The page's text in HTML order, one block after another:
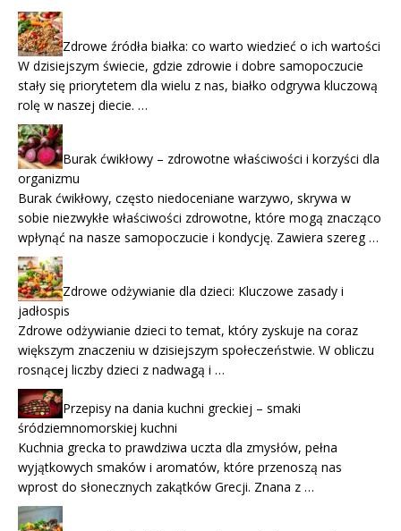
Zdrowe źródła białka: co warto wiedzieć o ich wartości
W dzisiejszym świecie, gdzie zdrowie i dobre samopoczucie
stały się priorytetem dla wielu z nas, białko odgrywa kluczową
rolę w naszej diecie. …
Burak ćwikłowy – zdrowotne właściwości i korzyści dla
organizmu
Burak ćwikłowy, często niedoceniane warzywo, skrywa w
sobie niezwykłe właściwości zdrowotne, które mogą znacząco
wpłynąć na nasze samopoczucie i kondycję. Zawiera szereg …
Zdrowe odżywianie dla dzieci: Kluczowe zasady i
jadłospis
Zdrowe odżywianie dzieci to temat, który zyskuje na coraz
większym znaczeniu w dzisiejszym społeczeństwie. W obliczu
rosnącej liczby dzieci z nadwagą i …
Przepisy na dania kuchni greckiej – smaki
śródziemnomorskiej kuchni
Kuchnia grecka to prawdziwa uczta dla zmysłów, pełna
wyjątkowych smaków i aromatów, które przenoszą nas
wprost do słonecznych zakątków Grecji. Znana z …